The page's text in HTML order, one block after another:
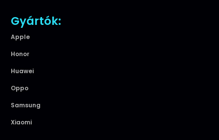
Gyártók:
Apple
Honor
Huawei
Oppo
Samsung
Xiaomi